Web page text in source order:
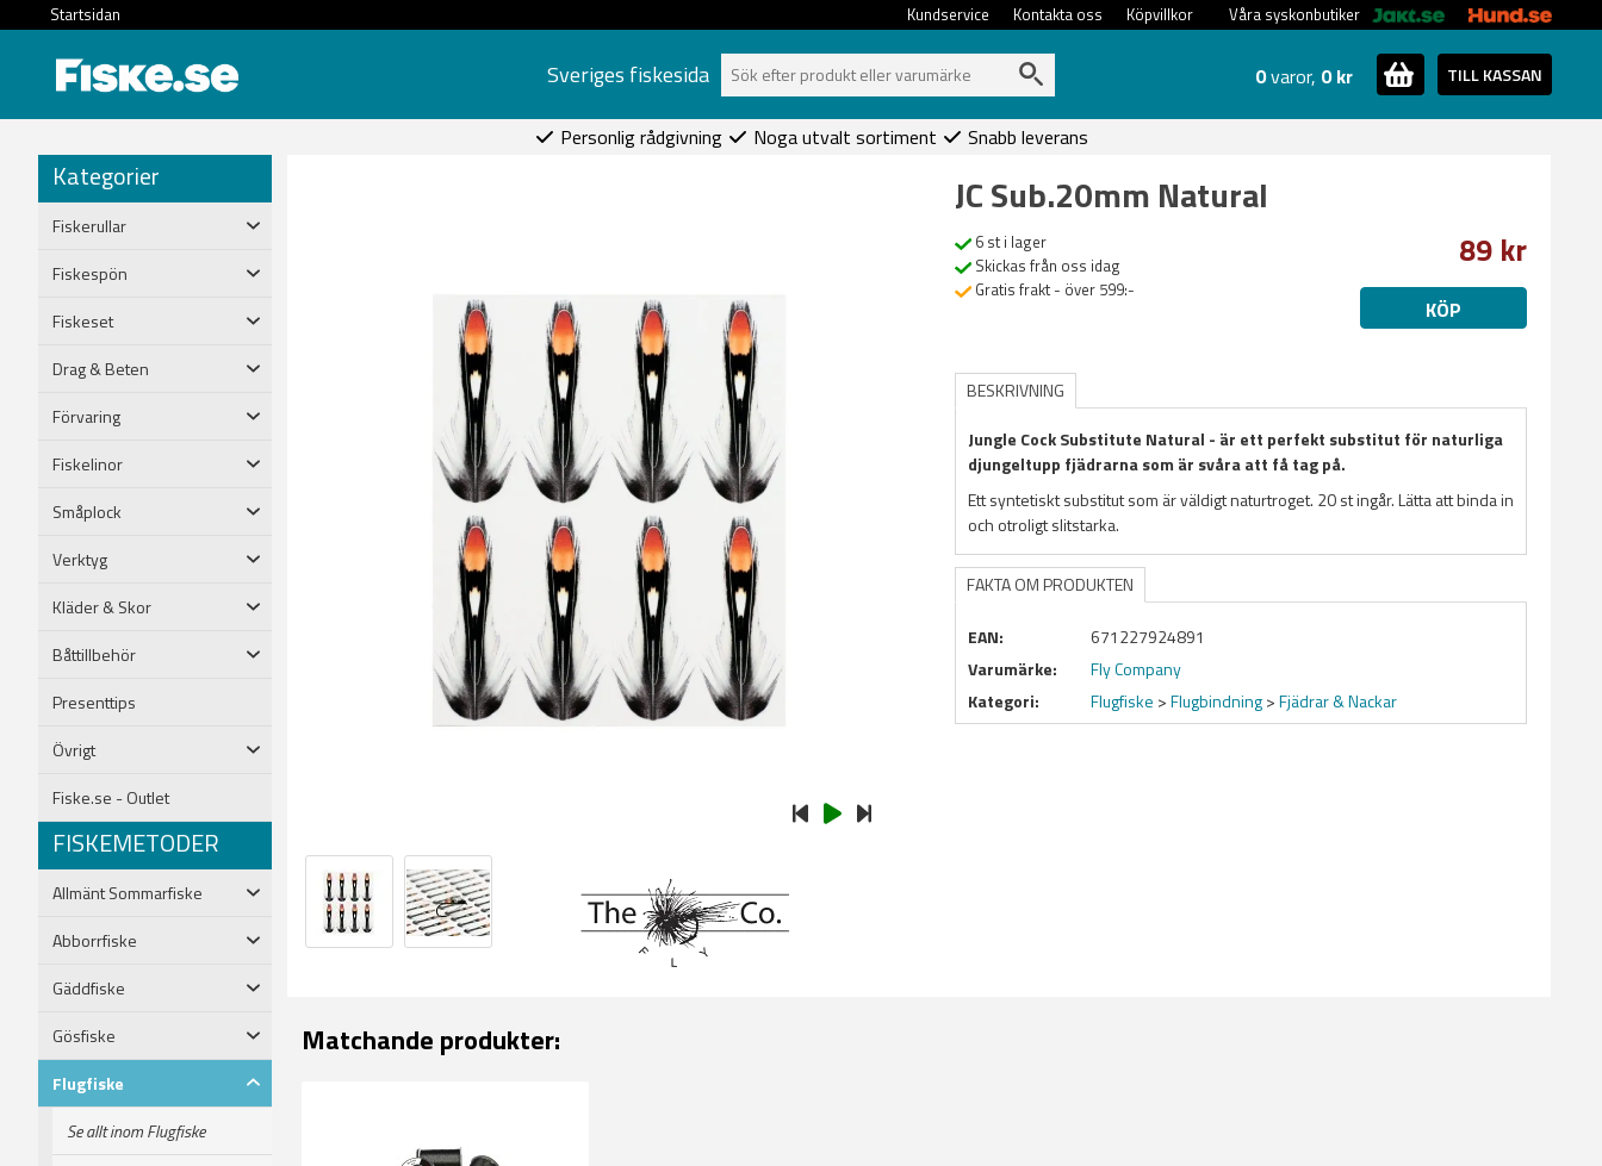
Startsidan Våra syskonbutiker
Köpvillkor
Kontakta oss
Kundservice
Sveriges fiskesida 0varor, 0 kr TILL KASSAN
Personlig rådgivning Noga utvalt sortiment Snabb leverans
Kategorier
Fiskerullar
Fiskespön
Fiskeset
Drag & Beten
Förvaring
Fiskelinor
Småplock
Verktyg
Kläder & Skor
Båttillbehör
Presenttips
Övrigt
Fiske.se - Outlet
FISKEMETODER
Allmänt Sommarfiske
Abborrfiske
Gäddfiske
Gösfiske
Flugfiske
Se allt inom Flugfiske
JC Sub.20mm Natural
6 st i lager
Skickas från oss idag
Gratis frakt - över 599:-
89 kr
KÖP
BESKRIVNING
Jungle Cock Substitute Natural - är ett perfekt substitut för naturliga
djungeltupp fjädrarna som är svåra att få tag på.
Ett syntetiskt substitut som är väldigt naturtroget. 20 st ingår. Lätta att binda in
och otroligt slitstarka.
FAKTA OM PRODUKTEN
EAN:
671227924891
Varumärke:
Fly Company
Kategori:
Flugfiske >Flugbindning>Fjädrar & Nackar
Matchande produkter: